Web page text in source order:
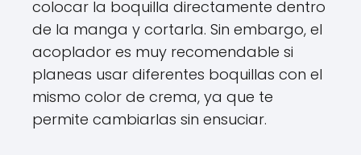
colocar la boquilla directamente dentro
de la manga y cortarla. Sin embargo, el
acoplador es muy recomendable si
planeas usar diferentes boquillas con el
mismo color de crema, ya que te
permite cambiarlas sin ensuciar.